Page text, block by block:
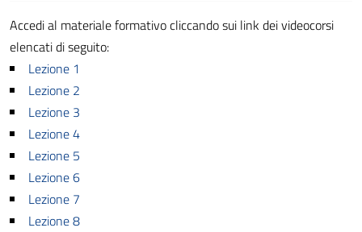
Accedi al materiale formativo cliccando sui link dei videocorsi
elencati di seguito:
Lezione 1
Lezione 2
Lezione 3
Lezione 4
Lezione 5
Lezione 6
Lezione 7
Lezione 8